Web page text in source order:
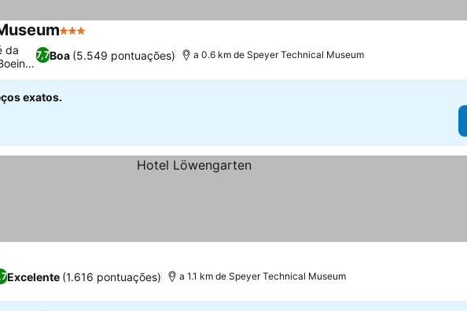
3 Estrelas
7,7Boa (5.549 pontuações)
da
a 0.6 km de Speyer Technical Museum
exatos.
Excelente (1.616 pontuações) a 1.1 km de Speyer Technical Museum